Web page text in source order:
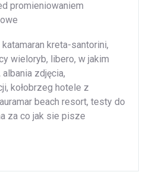
promieniowaniem
kreta-santorini,
wieloryb, libero, w jakim
zdjęcia,
kołobrzeg hotele z
beach resort, testy do
za co jak sie pisze